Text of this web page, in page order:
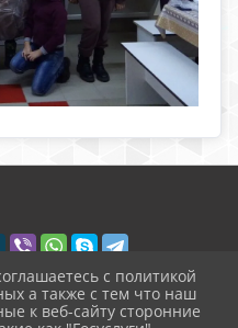
с политикой
а также с тем что наш
к веб-сайту сторонние